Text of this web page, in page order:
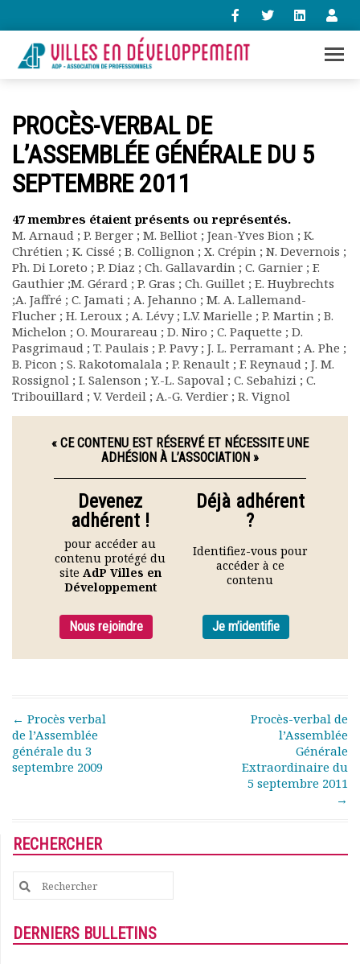
contact@villes-developpement.org
Accueil
Qui sommes-nous ?
Présentation vidéo
Le bureau
Statuts de l’association
Vie de l’association
Calendrier des activités
Assemblées générales
Comptes rendus mensuels
Rapports moraux
Rapports financiers
Présentation du bulletin
développement
Ressources
Nos actions
Podcast-AdP
Journées d’études
Concours vidéo
Matinales
Publications et rapports
Documents
Les adhérents
Annuaire
Actualités
Nous contacter
PROCÈS-VERBAL DE
L’ASSEMBLÉE GÉNÉRALE DU 5
SEPTEMBRE 2011
47 membres étaient présents ou représentés.
M. Arnaud ; P. Berger ; M. Belliot ; Jean-Yves Bion ; K.
Chrétien ; K. Cissé ; B. Collignon ; X. Crépin ; N. Devernois ;
Ph. Di Loreto ; P. Diaz ; Ch. Gallavardin ; C. Garnier ; F.
Gauthier ;M. Gérard ; P. Gras ; Ch. Guillet ; E. Huybrechts
;A. Jaffré ; C. Jamati ; A. Jehanno ; M. A. Lallemand-
Flucher ; H. Leroux ; A. Lévy ; L.V. Marielle ; P. Martin ; B.
Michelon ; O. Mourareau ; D. Niro ; C. Paquette ; D.
Pasgrimaud ; T. Paulais ; P. Pavy ; J. L. Perramant ; A. Phe ;
B. Picon ; S. Rakotomalala ; P. Renault ; F. Reynaud ; J. M.
Rossignol ; I. Salenson ; Y.-L. Sapoval ; C. Sebahizi ; C.
Tribouillard ; V. Verdeil ; A.-G. Verdier ; R. Vignol
« CE CONTENU EST RÉSERVÉ ET NÉCESSITE UNE
ADHÉSION À L’ASSOCIATION »
Devenez
adhérent !
pour accéder au
contenu protégé du
site AdP Villes en
Développement
Nous rejoindre
Déjà adhérent
?
Identifiez-vous pour
accéder à ce
contenu
Je m’identifie
Post navigation
← Procès verbal
de l’Assemblée
générale du 3
septembre 2009
Procès-verbal de
l’Assemblée
Générale
Extraordinaire du
5 septembre 2011
→
RECHERCHER
Search
for:
DERNIERS BULLETINS